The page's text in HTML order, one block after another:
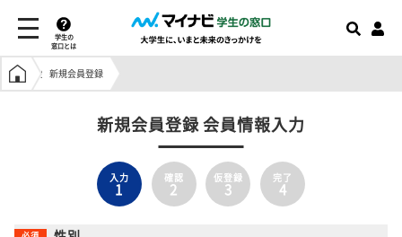
学生の
窓口とは
学生の窓口トップ
新規会員登録
新規会員登録 会員情報入力
入力
1
確認
2
仮登録
3
完了
4